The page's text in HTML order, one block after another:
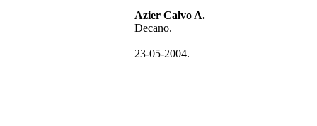
Azier Calvo A.
Decano.
23-05-2004.